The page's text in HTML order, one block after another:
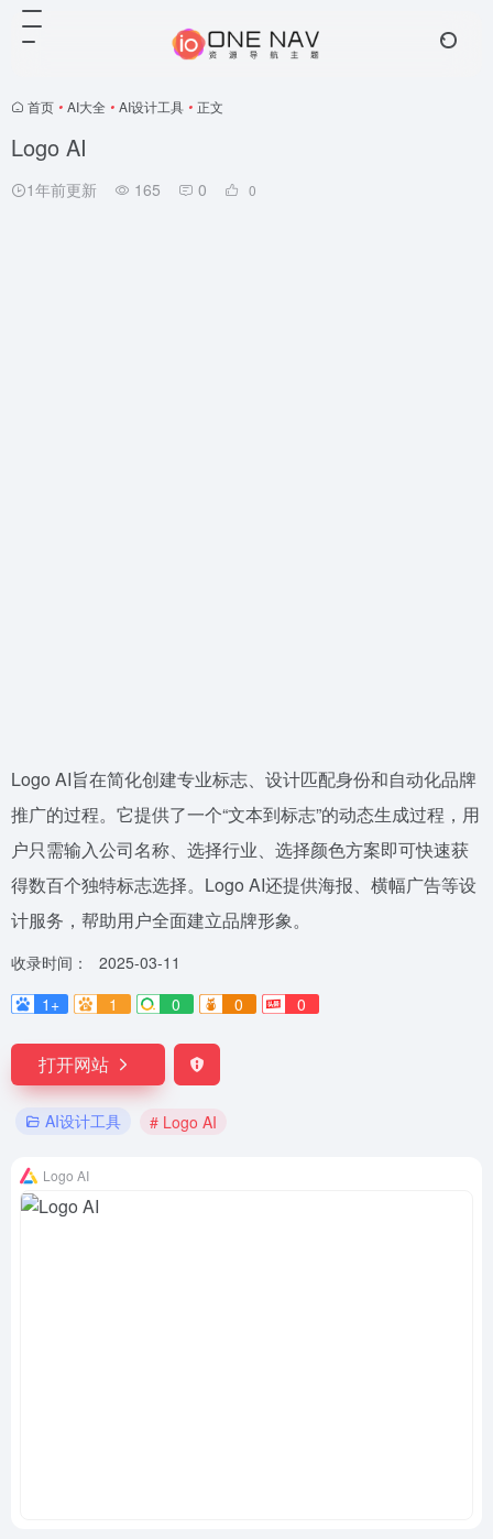
首页 • AI大全 • AI设计工具 • 正文
Logo AI
1年前更新 165 0 0
Logo AI旨在简化创建专业标志、设计匹配身份和自动化品牌
推广的过程。它提供了一个“文本到标志”的动态生成过程，用
户只需输入公司名称、选择行业、选择颜色方案即可快速获
得数百个独特标志选择。Logo AI还提供海报、横幅广告等设
计服务，帮助用户全面建立品牌形象。
收录时间：
2025-03-11
1+
1 0 0 0
打开网站
AI设计工具 # Logo AI
Logo AI